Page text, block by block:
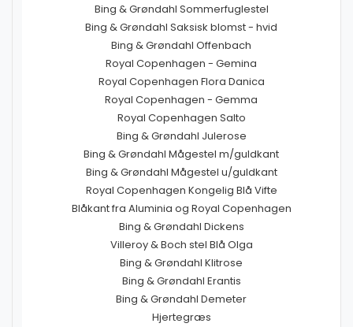
Bing & Grøndahl Sommerfuglestel
Bing & Grøndahl Saksisk blomst - hvid
Bing & Grøndahl Offenbach
Royal Copenhagen - Gemina
Royal Copenhagen Flora Danica
Royal Copenhagen - Gemma
Royal Copenhagen Salto
Bing & Grøndahl Julerose
Bing & Grøndahl Mågestel m/guldkant
Bing & Grøndahl Mågestel u/guldkant
Royal Copenhagen Kongelig Blå Vifte
Blåkant fra Aluminia og Royal Copenhagen
Bing & Grøndahl Dickens
Villeroy & Boch stel Blå Olga
Bing & Grøndahl Klitrose
Bing & Grøndahl Erantis
Bing & Grøndahl Demeter
Hjertegræs